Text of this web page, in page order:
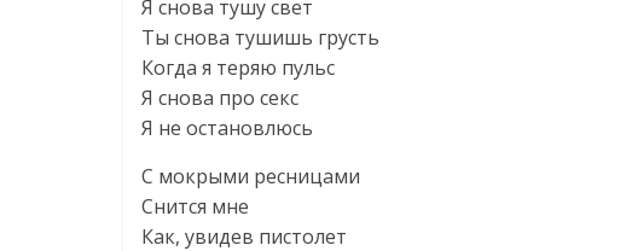
Я снова тушу свет
Ты снова тушишь грусть
Когда я теряю пульс
Я снова про секс
Я не остановлюсь
С мокрыми ресницами
Снится мне
Как, увидев пистолет